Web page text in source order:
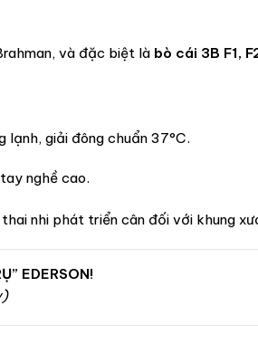
và đặc biệt là bò cái 3B F1,
lạnh, giải đông chuẩn 37°C.
nghề cao.
nhi phát triển cân đối với khung
EDERSON!